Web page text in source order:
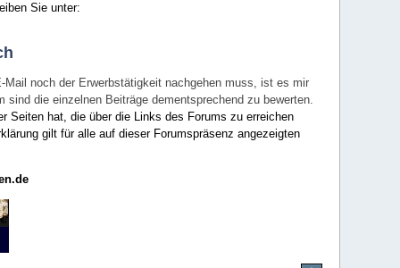
Sie unter:
noch der Erwerbstätigkeit nachgehen muss, ist es mir
die einzelnen Beiträge dementsprechend zu bewerten.
Seiten hat, die über die Links des Forums zu erreichen
gilt für alle auf dieser Forumspräsenz angezeigten